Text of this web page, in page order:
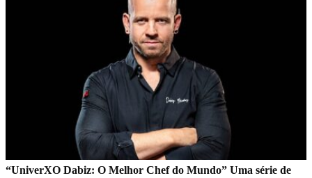
“UniverXO Dabiz: O Melhor Chef do Mundo” Uma série de